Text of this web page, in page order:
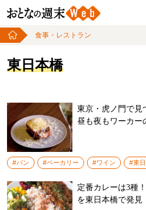
食事・レストラン
東日本橋
東京・虎ノ門で
昼も夜もワーカー
#パン #ベーカリー #ワイン #東
定番カレーは3種
を東日本橋で発見